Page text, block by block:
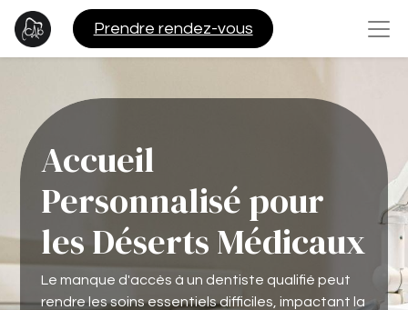
Pre​​ndre rendez-vous
Accueil
Personnalisé pour
les Déserts Médicaux
Le manque d'accès à un dentiste qualifié peut
rendre les soins essentiels difficiles, impactant la